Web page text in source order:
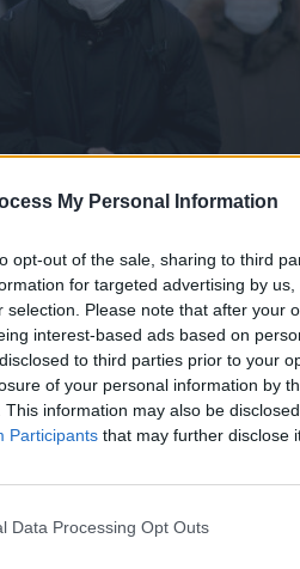
My Personal Information
opt-out of the sale, sharing to third
for targeted advertising by
selection. Please note that after your
interest-based ads based on
to third parties prior to your
of your personal information by
This information may also be
Participants that may further disclose
Data Processing Opt Outs
précédent depuis la fin de sa
Les pharmacies
par peur
seraient contaminés»,